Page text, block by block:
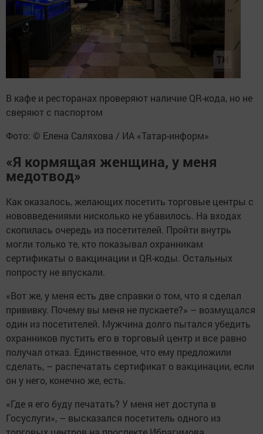
В кафе и ресторанах проверяют наличие QR-кода, но не
сверяют с паспортом
Фото: © Елена Саляхова / ИА «Татар-информ»
«Я кормящая женщина, у меня
медотвод»
Как оказалось, желающих посетить торговые центры с
нововведениями нисколько не убавилось. На входах
скопилась очередь из посетителей. Пройти внутрь
могли только те, кто показывал охранникам
сертификаты о вакцинации и QR-коды. Остальных
попросту не впускали.
«Вот же, у меня есть две справки о том, что я сделал
прививку. Почему вы меня не пускаете?» – возмущался
один из посетителей. Мужчина долго пытался убедить
охранников пустить его в торговый центр и все равно
получал отказ. Единственное, что ему предложили
сделать, – распечатать сертификат о вакцинации, если
он у него, конечно же, есть.
«Где я его буду печатать? У меня нет доступа в
Госуслуги», – высказался посетитель одного из